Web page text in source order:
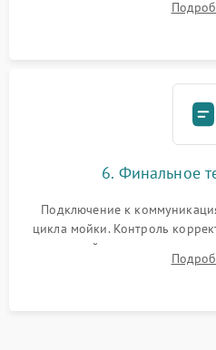
сборка корпуса и
6. Финальное
Подключение к
цикла мойки. Контроль
до нужной температуры,
штатного слива и